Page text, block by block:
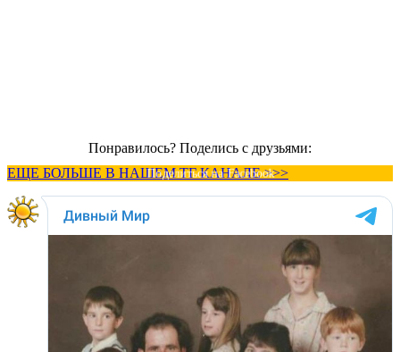
Понравилось? Поделись с друзьями:
ЕЩЕ БОЛЬШЕ В НАШЕМ ТГ КАНАЛЕ >>>